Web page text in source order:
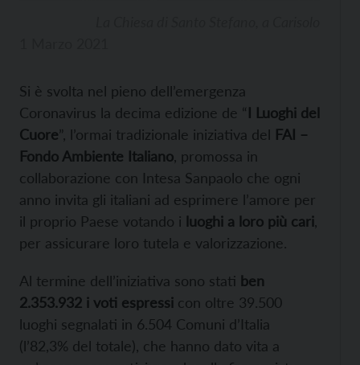
Si è svolta nel pieno dell’emergenza
Coronavirus la decima edizione de “I Luoghi del
Cuore”, l’ormai tradizionale iniziativa del FAI –
Fondo Ambiente Italiano , promossa in
collaborazione con Intesa Sanpaolo che ogni
anno invita gli italiani ad esprimere l’amore per
il proprio Paese votando i luoghi a loro più cari
per assicurare loro tutela e valorizzazione.
Al termine dell’iniziativa sono stati ben
2.353.932 i voti espressi con oltre 39.500
luoghi segnalati in 6.504 Comuni d’Italia
(l’82,3% del totale), che hanno dato vita a